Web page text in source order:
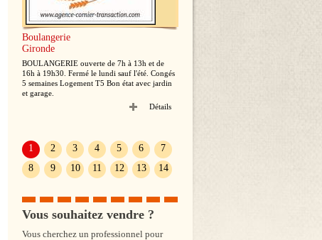
Boulangerie
Gironde
BOULANGERIE ouverte de 7h à 13h et de
16h à 19h30. Fermé le lundi sauf l'été. Congés
5 semaines Logement T5 Bon état avec jardin
et garage.
Détails
1 2 3 4 5 6
7
8
9 10 11 12 13 14
Vous souhaitez vendre ?
Vous cherchez un professionnel pour